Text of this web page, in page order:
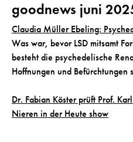
goodnews juni
Claudia Müller Ebeling:
Was war, bevor LSD mitsamt
besteht die psychedelische
Hoffnungen und Befürchtungen
Dr. Fabian Köster prüft Prof.
Nieren in der Heute show